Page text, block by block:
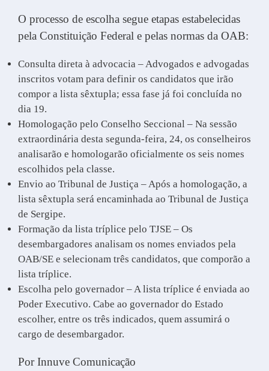
O processo de escolha segue etapas estabelecidas
pela Constituição Federal e pelas normas da OAB:
Consulta direta à advocacia – Advogados e advogadas
inscritos votam para definir os candidatos que irão
compor a lista sêxtupla; essa fase já foi concluída no
dia 19.
Homologação pelo Conselho Seccional – Na sessão
extraordinária desta segunda-feira, 24, os conselheiros
analisarão e homologarão oficialmente os seis nomes
escolhidos pela classe.
Envio ao Tribunal de Justiça – Após a homologação, a
lista sêxtupla será encaminhada ao Tribunal de Justiça
de Sergipe.
Formação da lista tríplice pelo TJSE – Os
desembargadores analisam os nomes enviados pela
OAB/SE e selecionam três candidatos, que comporão a
lista tríplice.
Escolha pelo governador – A lista tríplice é enviada ao
Poder Executivo. Cabe ao governador do Estado
escolher, entre os três indicados, quem assumirá o
cargo de desembargador.
Por Innuve Comunicação